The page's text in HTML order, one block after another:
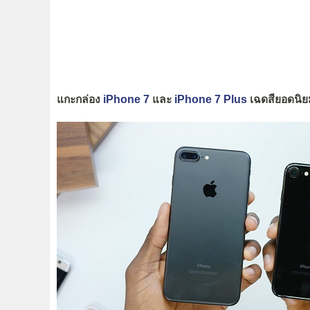
แกะกล่อง iPhone 7 และ iPhone 7 Plus เฉดสียอดนิ